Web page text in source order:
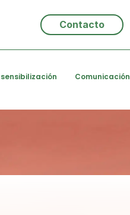
Contacto
Comunicación